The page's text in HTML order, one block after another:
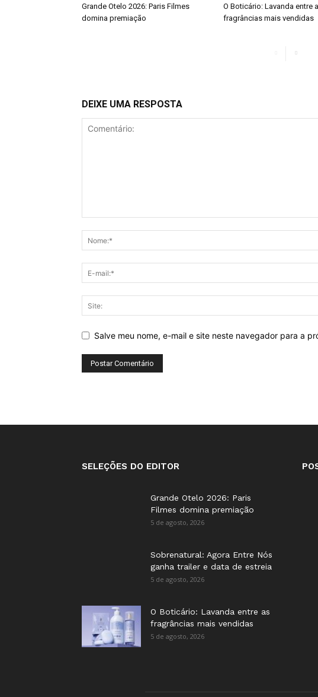
Grande Otelo 2026: Paris Filmes
domina premiação
O Boticário: Lavanda entre
fragrâncias mais vendidas
DEIXE UMA RESPOSTA
Salve meu nome, e-mail e site neste navegador para a
SELEÇÕES DO EDITOR
Grande Otelo 2026: Paris
Filmes domina premiação
5 de agosto, 2026
Sobrenatural: Agora Entre Nós
ganha trailer e data de estreia
5 de agosto, 2026
O Boticário: Lavanda entre as
fragrâncias mais vendidas
5 de agosto, 2026